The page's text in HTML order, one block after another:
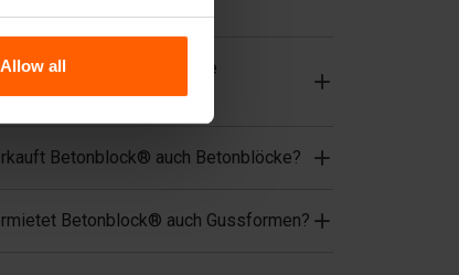
Allow all
gestellte Fragen
welchem Material sind die
hergestellt?
Betonblock® auch Betonblöcke?
Betonblock® auch Gussformen?